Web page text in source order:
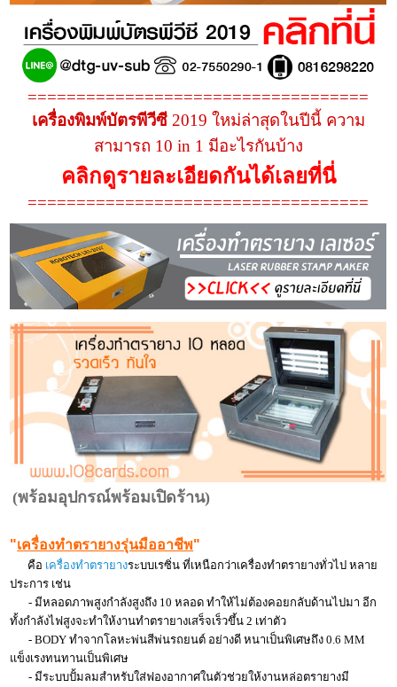
===================================
เครื่องพิมพ์บัตรพีวีซี 2019 ใหม่ล่าสุดในปีนี้ ความ
สามารถ 10 in 1 มีอะไรกันบ้าง
คลิกดูรายละเอียดกันได้เลยที่นี่
===================================
(พร้อมอุปกรณ์พร้อมเปิดร้าน)
"เครื่องทำตรายางรุ่นมืออาชีพ"
คือ เครื่องทำตรายางระบบเรซิ่น ที่เหนือกว่าเครื่องทำตรายางทั่วไป หลาย
ประการ เช่น
- มีหลอดภาพสูงกำลังสูงถึง 10 หลอด ทำให้ไม่ต้องคอยกลับด้านไปมา อีก
ทั้งกำลังไฟสูงจะทำให้งานทำตรายางเสร็จเร็วขึ้น 2 เท่าตัว
- BODY ทำจากโลหะพ่นสีพ่นรถยนต์ อย่างดี หนาเป็นพิเศษถึง 0.6 MM
แข็งเรงทนทานเป็นพิเศษ
- มีระบบปั้มลมสำหรับใส่ฟองอากาศในตัวช่วยให้งานหล่อตรายางมี